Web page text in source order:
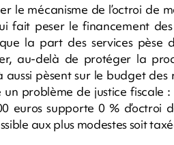
le mécanisme de l’octroi de
fait peser le financement
la part des services pèse
au-delà de protéger la
pèsent sur le budget des
problème de justice fiscale
euros supporte 0 % d’octroi
aux plus modestes soit